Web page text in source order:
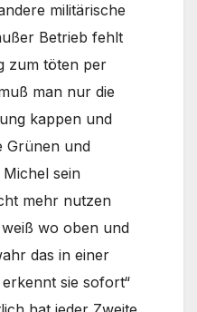
militärische
Betrieb fehlt
zum töten per
man nur die
kappen und
Grünen und
Michel sein
mehr nutzen
wo oben und
das in einer
sie sofort“